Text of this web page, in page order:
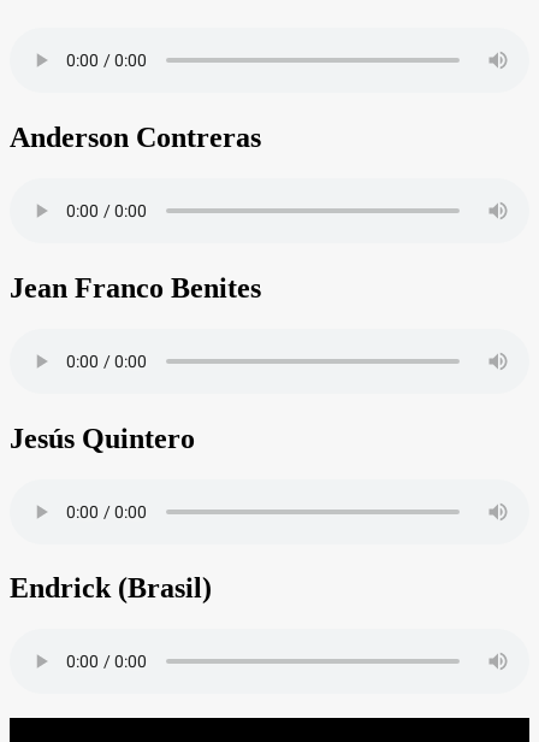
Anderson Contreras
Jean Franco Benites
Jesús Quintero
Endrick (Brasil)